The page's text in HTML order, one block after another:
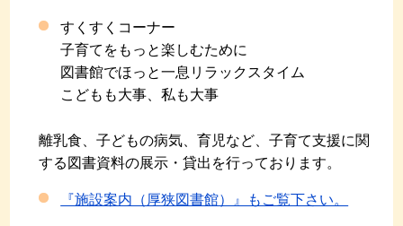
すくすくコーナー
子育てをもっと楽しむために
図書館でほっと一息リラックスタイム
こどもも大事、私も大事
離乳食、子どもの病気、育児など、子育て支援に関
する図書資料の展示・貸出を行っております。
『施設案内（厚狭図書館）』もご覧下さい。